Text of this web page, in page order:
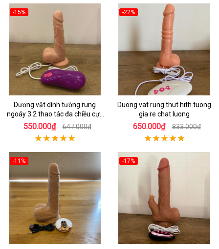
-15%
Dương vật dính tường rung
ngoáy 3.2 thao tác đa chiều cực
sướng
550.000₫ 647.000₫
-22%
Duong vat rung thut hith tuong
gia re chat luong
650.000₫ 833.000₫
-11% -17%